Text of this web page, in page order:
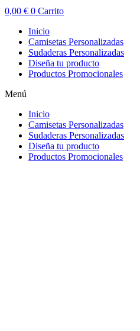
0,00 € 0 Carrito
Inicio
Camisetas Personalizadas
Sudaderas Personalizadas
Diseña tu producto
Productos Promocionales
Menú
Inicio
Camisetas Personalizadas
Sudaderas Personalizadas
Diseña tu producto
Productos Promocionales